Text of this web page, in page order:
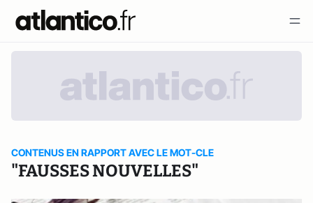
CONTENUS EN RAPPORT AVEC LE MOT-CLE
"FAUSSES NOUVELLES"